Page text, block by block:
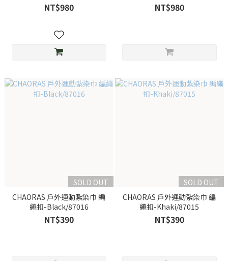
NT$980 NT$980
SOLD OUT
CHAORAS 戶外運動紮染巾 編
繩扣-Black/87016
NT$390
SOLD OUT
CHAORAS 戶外運動紮染巾 編
繩扣-Khaki/87015
NT$390